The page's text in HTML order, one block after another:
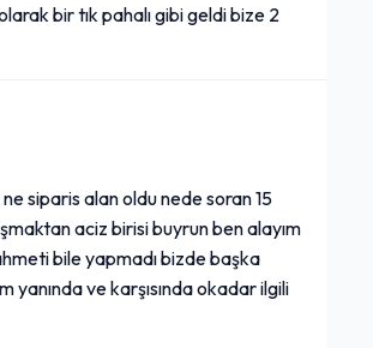
bir tık pahalı gibi geldi bize 2
siparis alan oldu nede soran 15
aciz birisi buyrun ben alayım
bile yapmadı bizde başka
ve karşısında okadar ilgili